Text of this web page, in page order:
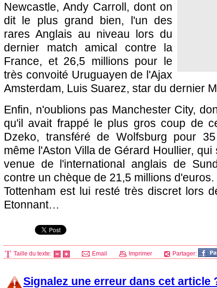
Newcastle, Andy Carroll, dont on
dit le plus grand bien, l'un des
rares Anglais au niveau lors du
dernier match amical contre la
France, et 26,5 millions pour le
très convoité Uruguayen de l'Ajax
Amsterdam, Luis Suarez, star du dernier
Enfin, n'oublions pas Manchester City,
qu'il avait frappé le plus gros coup de
Dzeko, transféré de Wolfsburg pour
même l'Aston Villa de Gérard Houllier,
venue de l'international anglais de
contre un chèque de 21,5 millions
Tottenham est lui resté très discret lors
Etonnant…
Taille du texte: Email Imprimer Partager:
Signalez une erreur dans cet article